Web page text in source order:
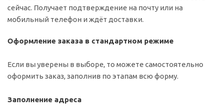
сейчас. Получает подтверждение на почту или на
мобильный телефон и ждёт доставки.
Оформление заказа в стандартном режиме
Если вы уверены в выборе, то можете самостоятельно
оформить заказ, заполнив по этапам всю форму.
Заполнение адреса